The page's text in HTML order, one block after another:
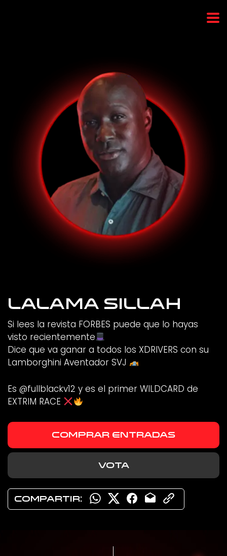
Lalama Sillah
Si lees la revista FORBES puede que lo hayas
visto recientemente
Dice que va ganar a todos los XDRIVERS con su
Lamborghini Aventador SVJ
Es @fullblackv12 y es el primer WILDCARD de
EXTRIM RACE
COMPRAR ENTRADAS
VOTA
COMPARTIR: